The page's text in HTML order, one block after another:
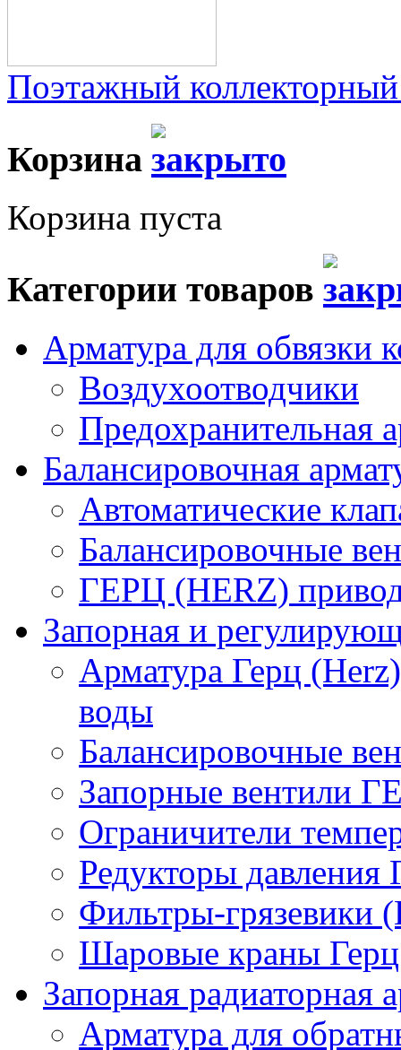
Поэтажный
Корзина
Корзина пуста
Категории товаров
Арматура для обвязки
Воздухоотводчики
Предохранительная
Балансировочная
Автоматические
Балансировочные
ГЕРЦ (HERZ)
Запорная и
Арматура Герц
воды
Балансировочные
Запорные вентили
Ограничители
Редукторы
Фильтры-грязевики
Шаровые краны
Запорная радиаторная
Арматура для